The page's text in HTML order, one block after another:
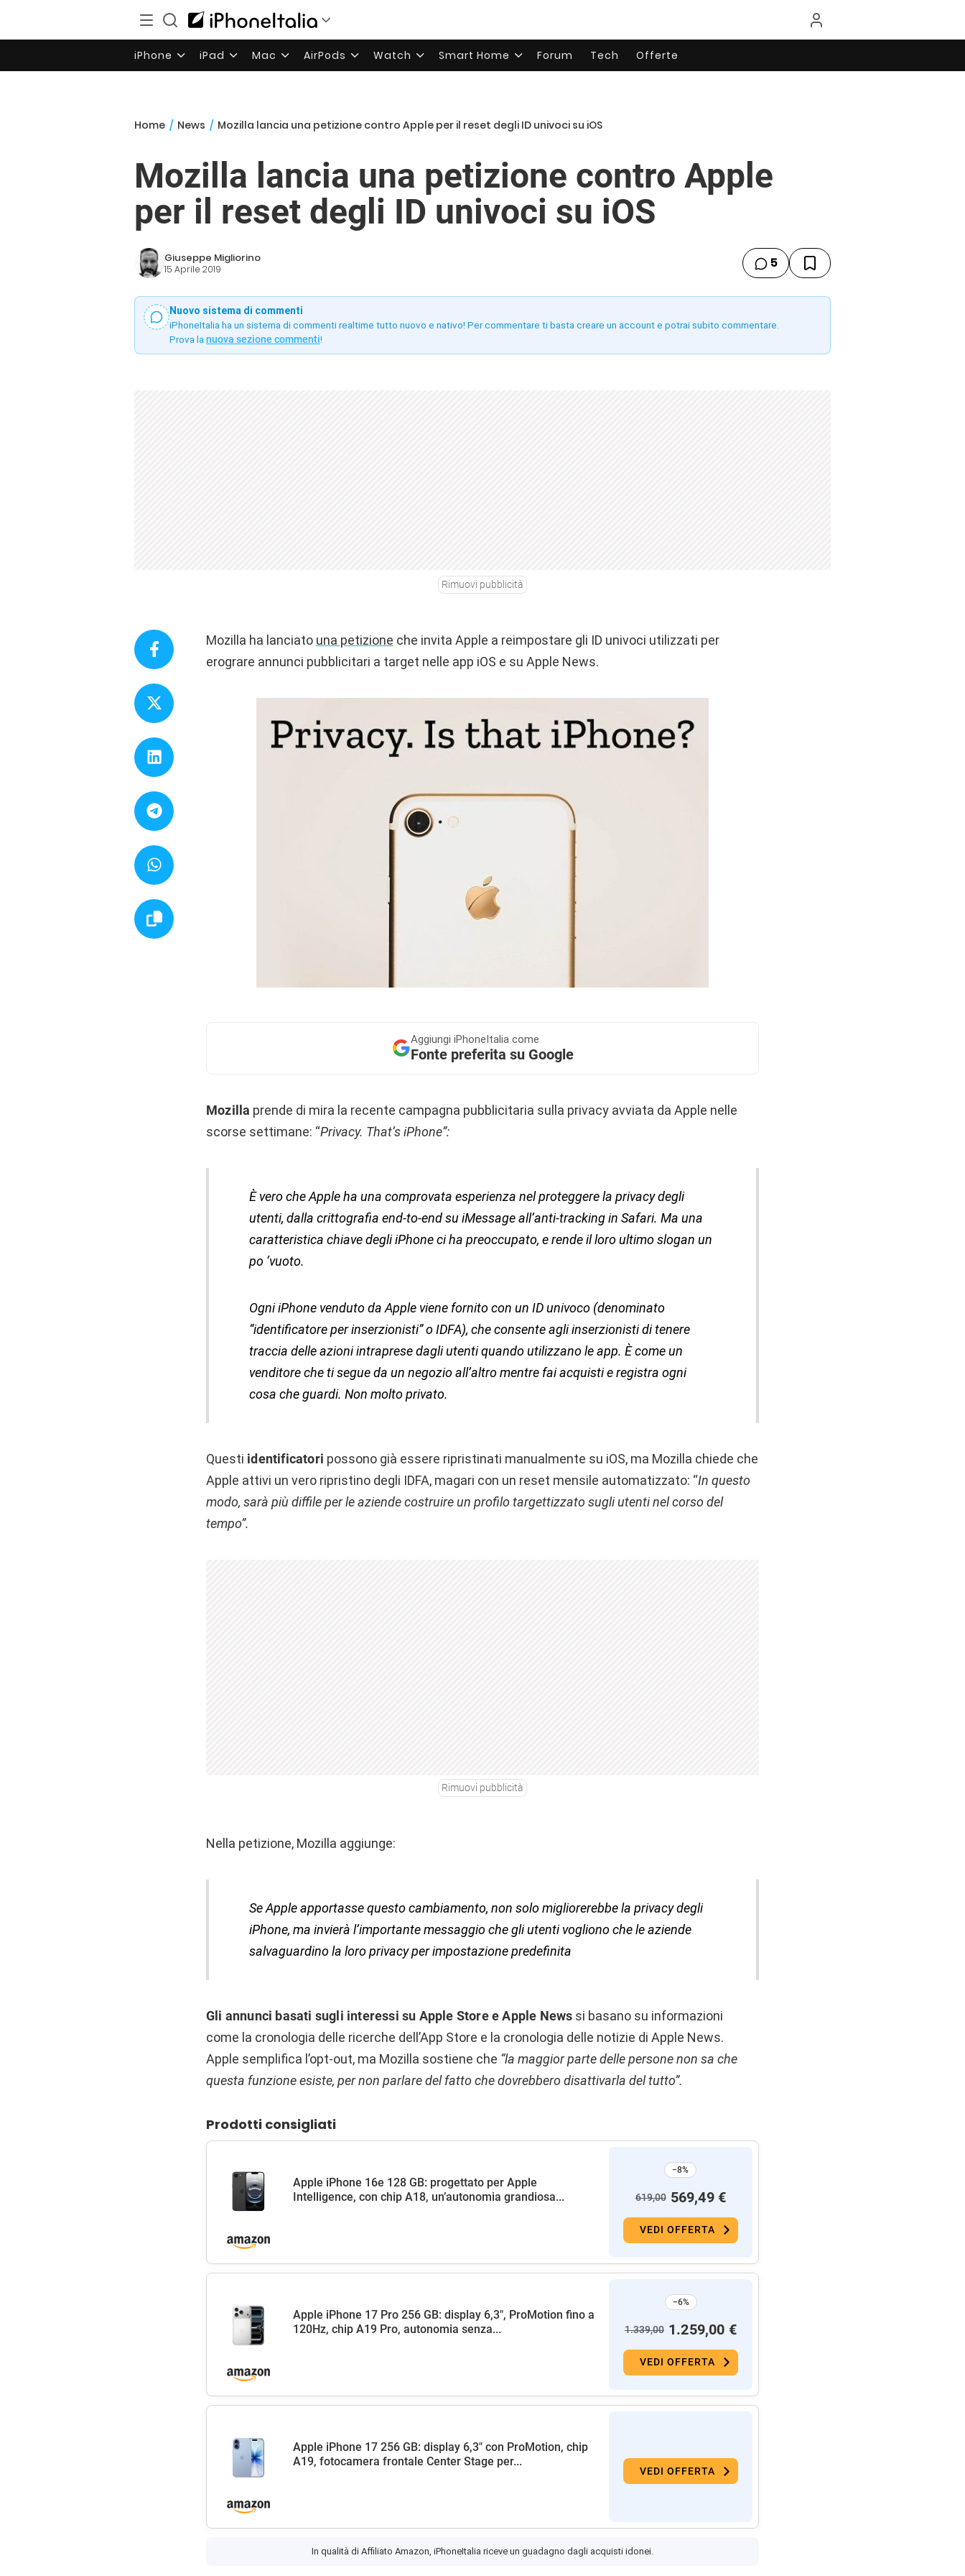
iPhone iPad Mac AirPods Watch Smart Home Forum Tech Offerte
Home / News / Mozilla lancia una petizione contro Apple per il reset degli ID univoci su iOS
Mozilla lancia una petizione contro Apple
per il reset degli ID univoci su iOS
Giuseppe Migliorino
15 Aprile 2019 5
Nuovo sistema di commenti
iPhoneItalia ha un sistema di commenti realtime tutto nuovo e nativo! Per commentare ti basta creare un account e potrai subito commentare.
Prova la nuova sezione commenti!
Rimuovi pubblicità
Mozilla ha lanciato una petizione che invita Apple a reimpostare gli ID univoci utilizzati per
erograre annunci pubblicitari a target nelle app iOS e su Apple News.
Aggiungi iPhoneItalia come
Fonte preferita su Google
Mozilla prende di mira la recente campagna pubblicitaria sulla privacy avviata da Apple nelle
scorse settimane: “Privacy. That’s iPhone”:
È vero che Apple ha una comprovata esperienza nel proteggere la privacy degli
utenti, dalla crittografia end-to-end su iMessage all’anti-tracking in Safari. Ma una
caratteristica chiave degli iPhone ci ha preoccupato, e rende il loro ultimo slogan un
po ‘vuoto.
Ogni iPhone venduto da Apple viene fornito con un ID univoco (denominato
“identificatore per inserzionisti” o IDFA), che consente agli inserzionisti di tenere
traccia delle azioni intraprese dagli utenti quando utilizzano le app. È come un
venditore che ti segue da un negozio all’altro mentre fai acquisti e registra ogni
cosa che guardi. Non molto privato.
Questi identificatori possono già essere ripristinati manualmente su iOS, ma Mozilla chiede che
Apple attivi un vero ripristino degli IDFA, magari con un reset mensile automatizzato: “In questo
modo, sarà più diffile per le aziende costruire un profilo targettizzato sugli utenti nel corso del
tempo”.
Rimuovi pubblicità
Nella petizione, Mozilla aggiunge:
Se Apple apportasse questo cambiamento, non solo migliorerebbe la privacy degli
iPhone, ma invierà l’importante messaggio che gli utenti vogliono che le aziende
salvaguardino la loro privacy per impostazione predefinita
Gli annunci basati sugli interessi su Apple Store e Apple News si basano su informazioni
come la cronologia delle ricerche dell’App Store e la cronologia delle notizie di Apple News.
Apple semplifica l’opt-out, ma Mozilla sostiene che “la maggior parte delle persone non sa che
questa funzione esiste, per non parlare del fatto che dovrebbero disattivarla del tutto”.
Prodotti consigliati
Apple iPhone 16e 128 GB: progettato per Apple
Intelligence, con chip A18, un’autonomia grandiosa...
−8%
619,00 569,49 €
VEDI OFFERTA
Apple iPhone 17 Pro 256 GB: display 6,3", ProMotion fino a
120Hz, chip A19 Pro, autonomia senza...
−6%
1.339,00 1.259,00 €
VEDI OFFERTA
Apple iPhone 17 256 GB: display 6,3" con ProMotion, chip
A19, fotocamera frontale Center Stage per...
VEDI OFFERTA
In qualità di Affiliato Amazon, iPhoneItalia riceve un guadagno dagli acquisti idonei.